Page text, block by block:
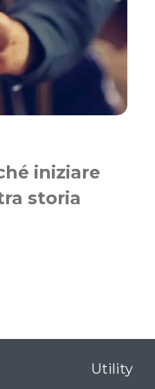
iniziare
storia
Utility